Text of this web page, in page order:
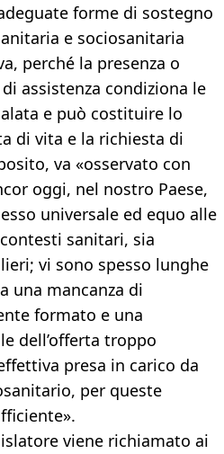
forme di sostegno
e sociosanitaria
perché la presenza o
assistenza condiziona le
e può costituire lo
di vita e la richiesta di
va «osservato con
oggi, nel nostro Paese,
universale ed equo alle
sanitari, sia
vi sono spesso lunghe
una mancanza di
formato e una
dell’offerta troppo
presa in carico da
per queste
viene richiamato ai